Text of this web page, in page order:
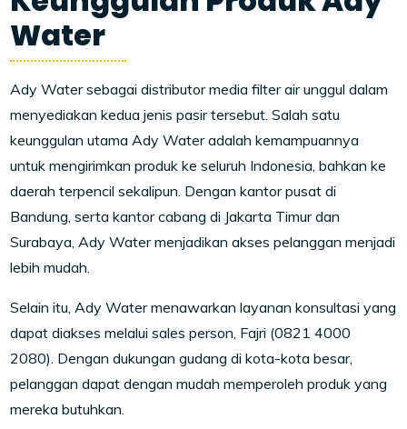
Water
Ady Water sebagai distributor media filter air unggul dalam
menyediakan kedua jenis pasir tersebut. Salah satu
keunggulan utama Ady Water adalah kemampuannya
untuk mengirimkan produk ke seluruh Indonesia, bahkan ke
daerah terpencil sekalipun. Dengan kantor pusat di
Bandung, serta kantor cabang di Jakarta Timur dan
Surabaya, Ady Water menjadikan akses pelanggan menjadi
lebih mudah.
Selain itu, Ady Water menawarkan layanan konsultasi yang
dapat diakses melalui sales person, Fajri (0821 4000
2080). Dengan dukungan gudang di kota-kota besar,
pelanggan dapat dengan mudah memperoleh produk yang
mereka butuhkan.